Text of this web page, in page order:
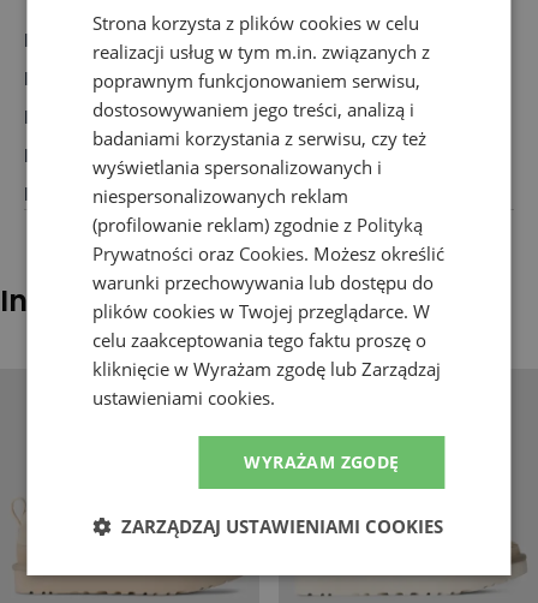
Marka
UGG
Rodzaj :Obuwie, Sandały
Dla kogo:Dla niej
Przeznaczenie
Sandały
Kolor
Czarny
Inni klienci sprawdzali również
Strona korzysta z plików cookies w celu
realizacji usług w tym m.in. związanych z
poprawnym funkcjonowaniem serwisu,
dostosowywaniem jego treści, analizą i
badaniami korzystania z serwisu, czy też
wyświetlania spersonalizowanych i
niespersonalizowanych reklam
(profilowanie reklam) zgodnie z Polityką
Prywatności oraz Cookies. Możesz określić
warunki przechowywania lub dostępu do
plików cookies w Twojej przeglądarce. W
celu zaakceptowania tego faktu proszę o
kliknięcie w Wyrażam zgodę lub Zarządzaj
ustawieniami cookies.
WYRAŻAM ZGODĘ
ZARZĄDZAJ USTAWIENIAMI COOKIES